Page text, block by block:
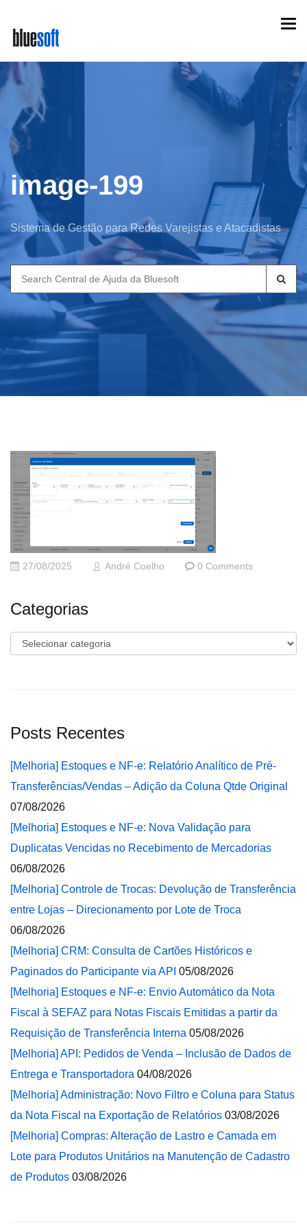
main
content
image-199
Sistema de Gestão para Redes Varejistas e Atacadistas
Search
for:
27/08/2025 André Coelho 0 Comments
Categorias
Categorias
Posts Recentes
[Melhoria] Estoques e NF-e: Relatório Analítico de Pré-
Transferências/Vendas – Adição da Coluna Qtde Original
07/08/2026
[Melhoria] Estoques e NF-e: Nova Validação para
Duplicatas Vencidas no Recebimento de Mercadorias
06/08/2026
[Melhoria] Controle de Trocas: Devolução de Transferência
entre Lojas – Direcionamento por Lote de Troca
06/08/2026
[Melhoria] CRM: Consulta de Cartões Históricos e
Paginados do Participante via API 05/08/2026
[Melhoria] Estoques e NF-e: Envio Automático da Nota
Fiscal à SEFAZ para Notas Fiscais Emitidas a partir da
Requisição de Transferência Interna 05/08/2026
[Melhoria] API: Pedidos de Venda – Inclusão de Dados de
Entrega e Transportadora 04/08/2026
[Melhoria] Administração: Novo Filtro e Coluna para Status
da Nota Fiscal na Exportação de Relatórios 03/08/2026
[Melhoria] Compras: Alteração de Lastro e Camada em
Lote para Produtos Unitários na Manutenção de Cadastro
de Produtos 03/08/2026